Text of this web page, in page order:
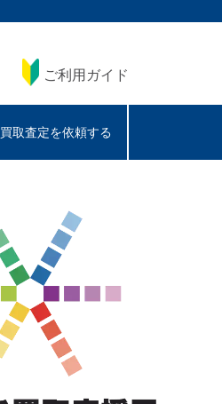
ご利用ガイド
買取査定を依頼する